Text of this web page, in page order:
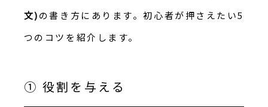
文)の書き方にあります。初心者が押さえたい5
つのコツを紹介します。
① 役割を与える